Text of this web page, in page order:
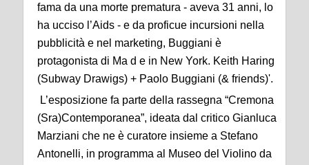
fama da una morte prematura - aveva 31 anni, lo
ha ucciso l’Aids - e da proficue incursioni nella
pubblicità e nel marketing, Buggiani è
protagonista di Ma d e in New York. Keith Haring
(Subway Drawigs) + Paolo Buggiani (& friends)'.
L’esposizione fa parte della rassegna “Cremona
(Sra)Contemporanea”, ideata dal critico Gianluca
Marziani che ne è curatore insieme a Stefano
Antonelli, in programma al Museo del Violino da